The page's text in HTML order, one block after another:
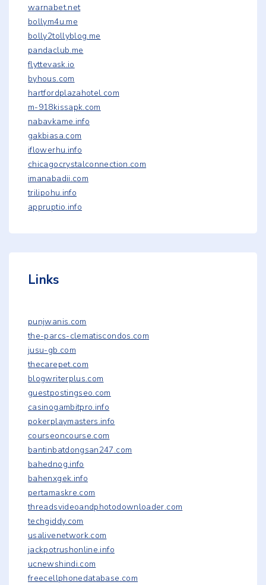
warnabet.net
bollym4u.me
bolly2tollyblog.me
pandaclub.me
flyttevask.io
byhous.com
hartfordplazahotel.com
m-918kissapk.com
nabavkame.info
gakbiasa.com
iflowerhu.info
chicagocrystalconnection.com
imanabadii.com
trilipohu.info
appruptio.info
Links
punjwanis.com
the-parcs-clematiscondos.com
jusu-gb.com
thecarepet.com
blogwriterplus.com
guestpostingseo.com
casinogambitpro.info
pokerplaymasters.info
courseoncourse.com
bantinbatdongsan247.com
bahednog.info
bahenxgek.info
pertamaskre.com
threadsvideoandphotodownloader.com
techgiddy.com
usalivenetwork.com
jackpotrushonline.info
ucnewshindi.com
freecellphonedatabase.com